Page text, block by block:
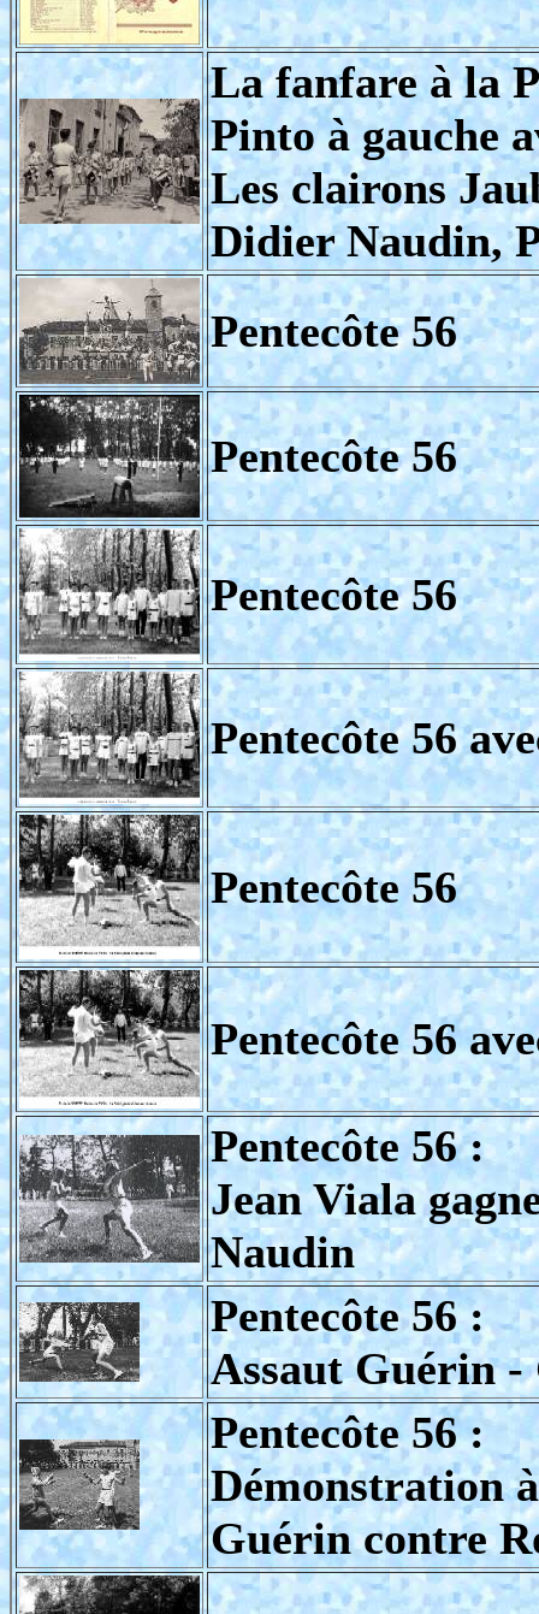
La fanfare à la
Pinto à gauche
Les clairons
Didier Naudin,
Pentecôte 56
Pentecôte 56
Pentecôte 56
Pentecôte 56
Pentecôte 56
Pentecôte 56
Pentecôte 56 :
Jean Viala
Naudin
Pentecôte 56 :
Assaut Guérin -
Pentecôte 56 :
Démonstration
Guérin contre